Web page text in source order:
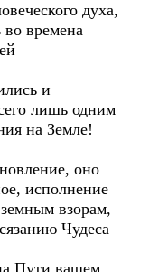
духа,
во времена
и
лишь одним
на Земле!
оно
исполнение
взорам,
Чудеса
Пути вашем